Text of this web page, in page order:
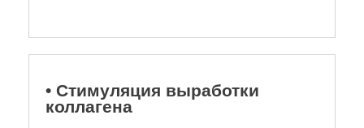
• Стимуляция выработки
коллагена